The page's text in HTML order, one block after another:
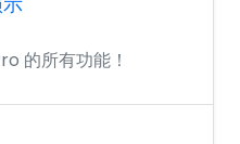
的所有功能！